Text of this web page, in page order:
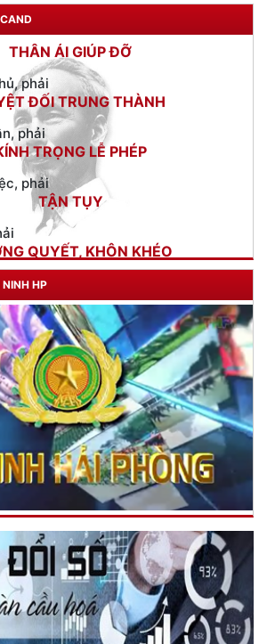
phải
ĐỐI TRUNG THÀNH
phải
TRỌNG LỄ PHÉP
phải
TẬN TỤY
QUYẾT, KHÔN KHÉO
thư Chủ tịch Hồ Chí Minh
gửi Công an Khu XII,
11 tháng 3 năm 1948.
HP